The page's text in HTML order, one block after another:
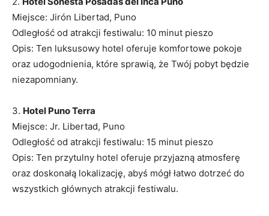
Miejsce:‌ Jirón⁤ Libertad, Puno
Odległość od atrakcji festiwalu: 10 minut pieszo
Opis: ‌Ten luksusowy hotel oferuje komfortowe pokoje
oraz udogodnienia, które sprawią, że ‌Twój pobyt będzie ​
niezapomniany.
3. Hotel ‍Puno‌ Terra
Miejsce: Jr.‌ Libertad,⁢ Puno
Odległość od atrakcji⁣ festiwalu: 15 minut pieszo
Opis: Ten przytulny ⁤hotel oferuje przyjazną‍ atmosferę
oraz doskonałą lokalizację, abyś ​mógł⁣ łatwo ‍dotrzeć do
wszystkich ⁢głównych ​atrakcji⁢ festiwalu.